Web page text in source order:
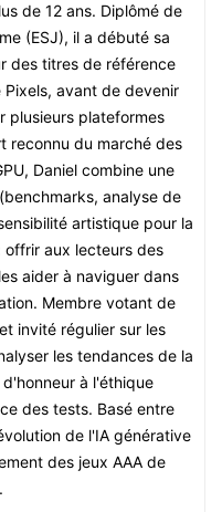
de 12 ans. Diplômé de
(ESJ), il a débuté sa
des titres de référence
Pixels, avant de devenir
plusieurs plateformes
reconnu du marché des
Daniel combine une
analyse de
artistique pour la
aux lecteurs des
aider à naviguer dans
Membre votant de
invité régulier sur les
les tendances de la
à l'éthique
des tests. Basé entre
de l'IA générative
des jeux AAA de